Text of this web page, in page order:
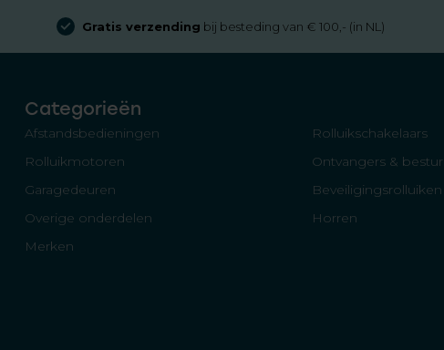
Gratis verzending bij besteding van € 100,- (in NL)
Categorieën
Afstandsbedieningen
Rolluikschakelaars
Rolluikmotoren
Ontvangers &
Garagedeuren
Beveiligingsrolluiken
Overige onderdelen
Horren
Merken